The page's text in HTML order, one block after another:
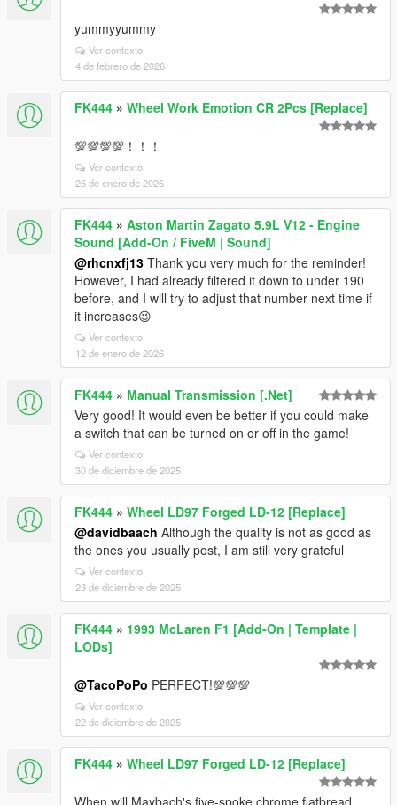
yummyyummy
Ver contexto
4 de febrero de 2026
FK444 » Wheel Work Emotion CR 2Pcs [Replace]
💯💯💯💯！！！
Ver contexto
26 de enero de 2026
FK444 » Aston Martin Zagato 5.9L V12 - Engine
Sound [Add-On / FiveM | Sound]
@rhcnxfj13 Thank you very much for the reminder!
However, I had already filtered it down to under 190
before, and I will try to adjust that number next time if
it increases😉
Ver contexto
12 de enero de 2026
FK444 » Manual Transmission [.Net]
Very good! It would even be better if you could make
a switch that can be turned on or off in the game!
Ver contexto
30 de diciembre de 2025
FK444 » Wheel LD97 Forged LD-12 [Replace]
@davidbaach Although the quality is not as good as
the ones you usually post, I am still very grateful
Ver contexto
23 de diciembre de 2025
FK444 » 1993 McLaren F1 [Add-On | Template |
LODs]
@TacoPoPo PERFECT!💯💯💯
Ver contexto
22 de diciembre de 2025
FK444 » Wheel LD97 Forged LD-12 [Replace]
When will Maybach's five-spoke chrome flatbread